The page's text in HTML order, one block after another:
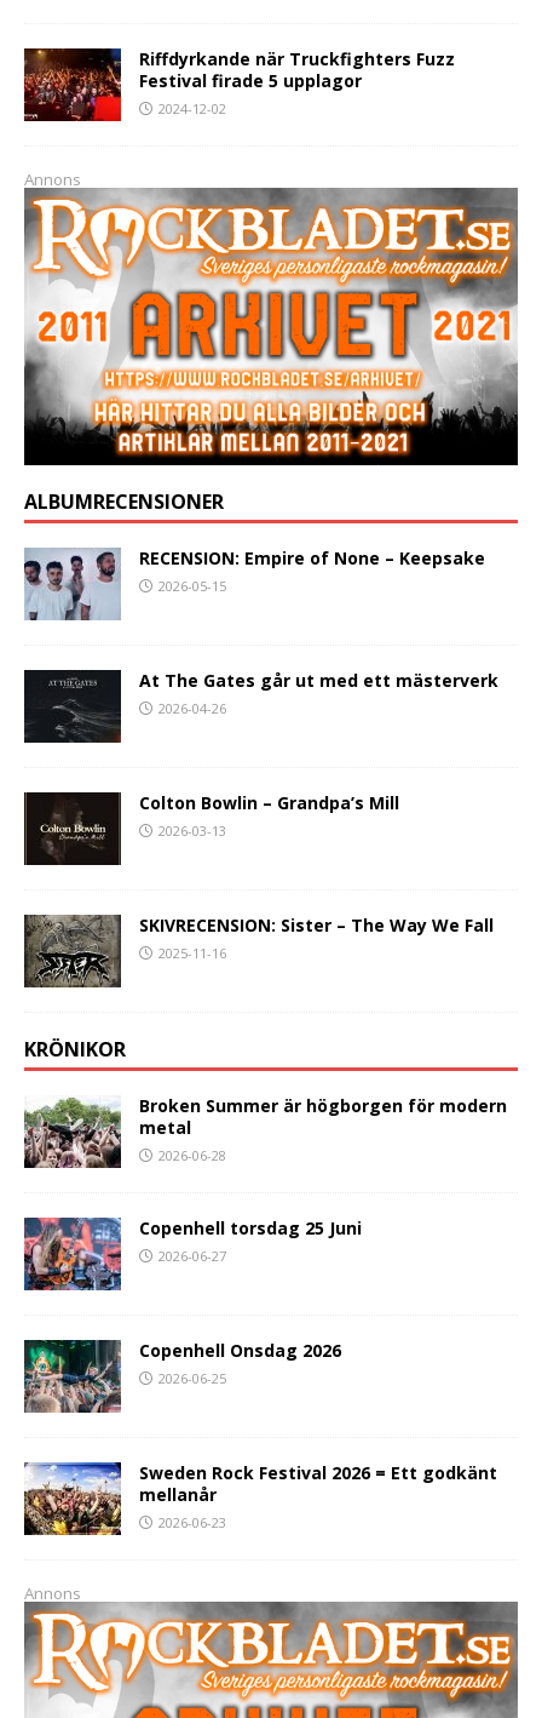
Riffdyrkande när Truckfighters Fuzz
Festival firade 5 upplagor
2024-12-02
Annons
ALBUMRECENSIONER
RECENSION: Empire of None – Keepsake
2026-05-15
At The Gates går ut med ett mästerverk
2026-04-26
Colton Bowlin – Grandpa’s Mill
2026-03-13
SKIVRECENSION: Sister – The Way We Fall
2025-11-16
KRÖNIKOR
Broken Summer är högborgen för modern
metal
2026-06-28
Copenhell torsdag 25 Juni
2026-06-27
Copenhell Onsdag 2026
2026-06-25
Sweden Rock Festival 2026 = Ett godkänt
mellanår
2026-06-23
Annons